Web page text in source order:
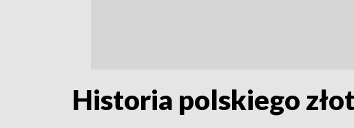
Historia polskiego